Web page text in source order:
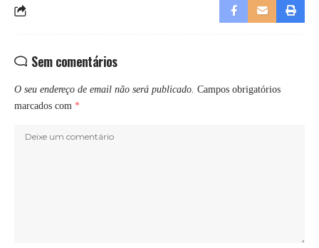
Sem comentários
O seu endereço de email não será publicado. Campos obrigatórios
marcados com *